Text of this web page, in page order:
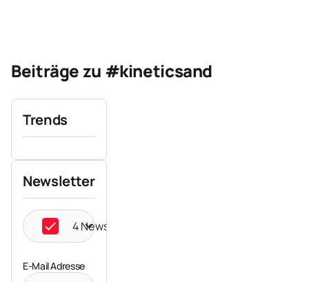
Beiträge zu #kineticsand
Trends
Newsletter
4 Newsletter ausgewählt
E-Mail Adresse